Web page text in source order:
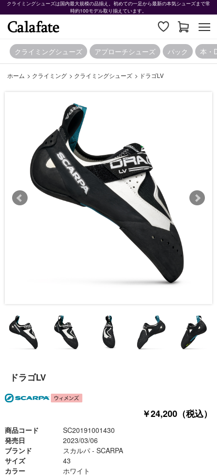
クライミングシューズは国内最大規模の品揃え。初めての一足から最新の本気シューズまで常
時約100モデル取り揃えています。
クライミングシューズ アプローチシューズ パック 本・
ホーム > クライミング > クライミングシューズ > ドラゴLV
ドラゴLV
￥24,200（税込）
商品コード
SC20191001430
発売日
2023/03/06
ブランド
スカルパ - SCARPA
サイズ
43
カラー
ホワイト